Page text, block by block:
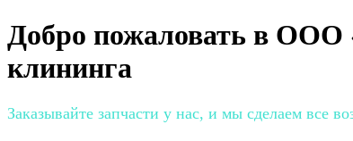
Добро пожаловать в ООО
клининга
Заказывайте запчасти у нас, и мы сделаем все